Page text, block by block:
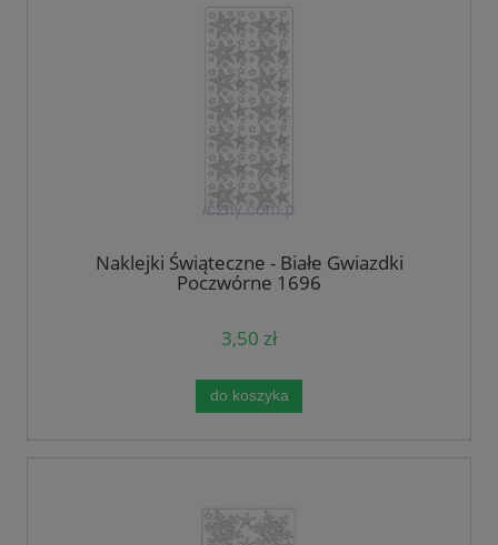
Naklejki Świąteczne - Białe Gwiazdki
Poczwórne 1696
3,50 zł
do koszyka